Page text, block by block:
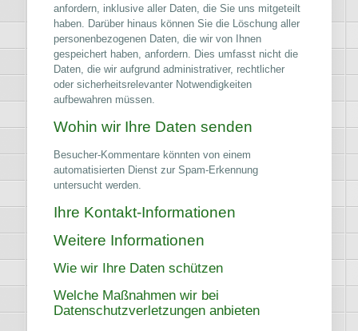
anfordern, inklusive aller Daten, die Sie uns mitgeteilt
haben. Darüber hinaus können Sie die Löschung aller
personenbezogenen Daten, die wir von Ihnen
gespeichert haben, anfordern. Dies umfasst nicht die
Daten, die wir aufgrund administrativer, rechtlicher
oder sicherheitsrelevanter Notwendigkeiten
aufbewahren müssen.
Wohin wir Ihre Daten senden
Besucher-Kommentare könnten von einem
automatisierten Dienst zur Spam-Erkennung
untersucht werden.
Ihre Kontakt-Informationen
Weitere Informationen
Wie wir Ihre Daten schützen
Welche Maßnahmen wir bei
Datenschutzverletzungen anbieten